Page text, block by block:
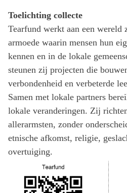
Toelichting collecte
Tearfund werkt aan een wereld
armoede waarin mensen hun
kennen en in de lokale
steunen zij projecten die
verbondenheid en verbeterde
Samen met lokale partners
lokale veranderingen. Zij
allerarmsten, zonder
etnische afkomst, religie,
overtuiging.